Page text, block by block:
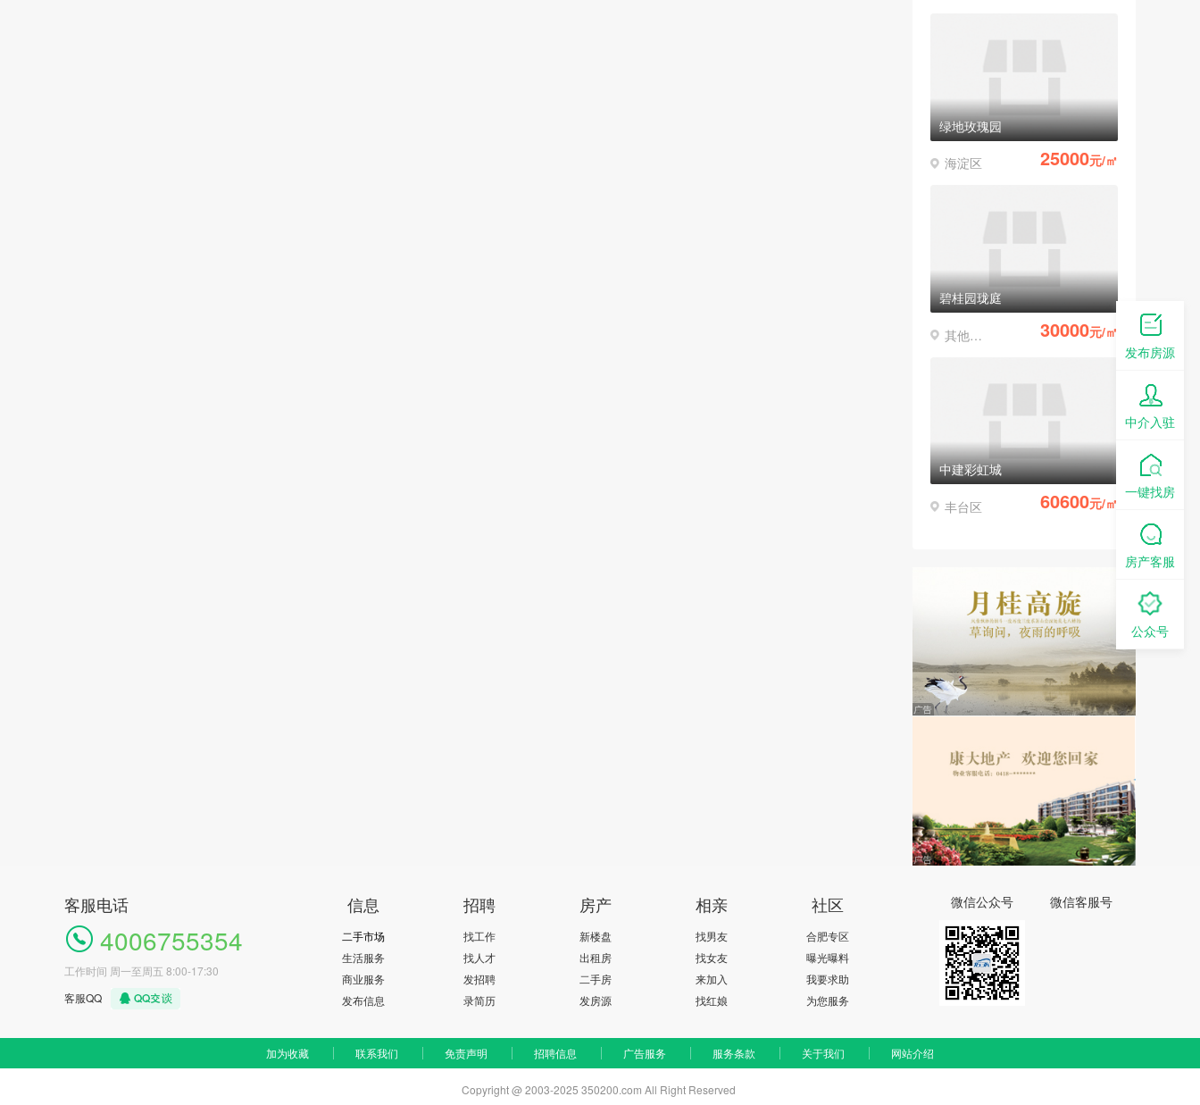
绿地玫瑰园
海淀区 25000元/㎡
碧桂园珑庭
其他区县 30000元/㎡
中建彩虹城
丰台区 60600元/㎡
客服电话
4006755354
工作时间 周一至周五 8:00-17:30
客服QQ
信息
二手市场
生活服务
商业服务
发布信息
招聘
找工作
找人才
发招聘
录简历
房产
新楼盘
出租房
二手房
发房源
相亲
找男友
找女友
来加入
找红娘
社区
合肥专区
曝光曝料
我要求助
为您服务
微信公众号 微信客服号
加为收藏 联系我们 免责声明 招聘信息 广告服务 服务条款 关于我们 网站介绍
Copyright @ 2003-2025 350200.com All Right Reserved
发布房源
中介入驻
一键找房
房产客服
公众号